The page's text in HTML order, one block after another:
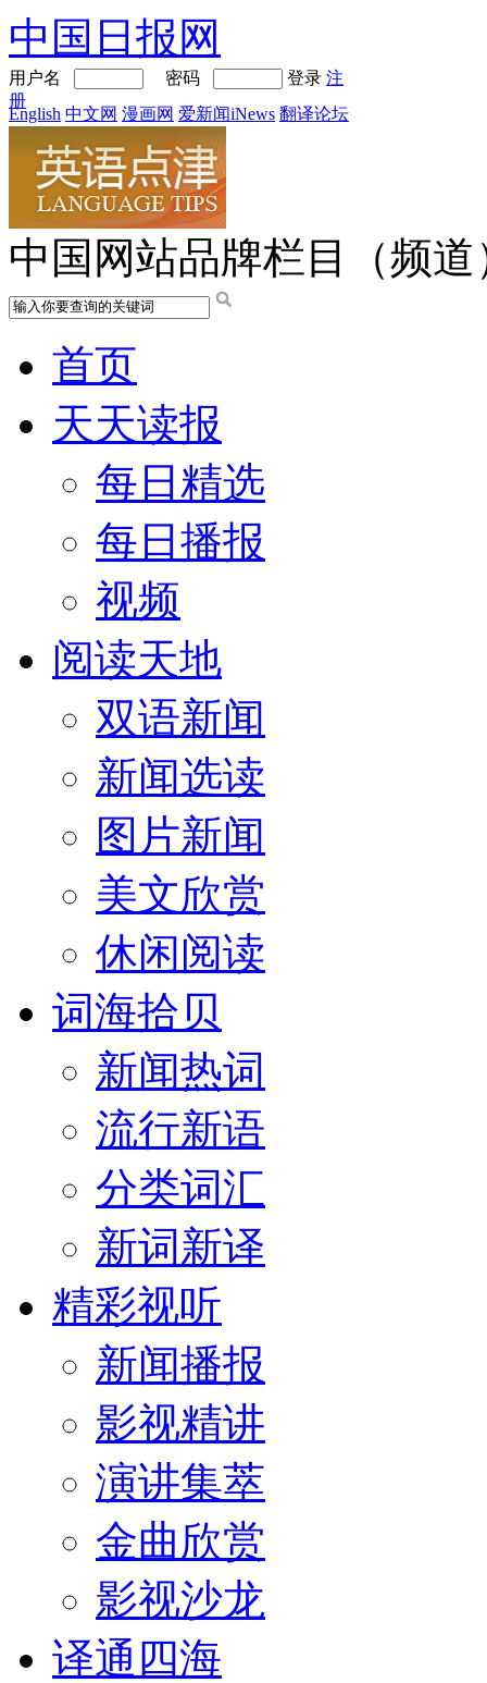
中国日报网
用户名 密码 登录 注
册
English 中文网 漫画网 爱新闻iNews 翻译论坛
中国网站品牌栏目（频道
首页
天天读报
每日精选
每日播报
视频
阅读天地
双语新闻
新闻选读
图片新闻
美文欣赏
休闲阅读
词海拾贝
新闻热词
流行新语
分类词汇
新词新译
精彩视听
新闻播报
影视精讲
演讲集萃
金曲欣赏
影视沙龙
译通四海